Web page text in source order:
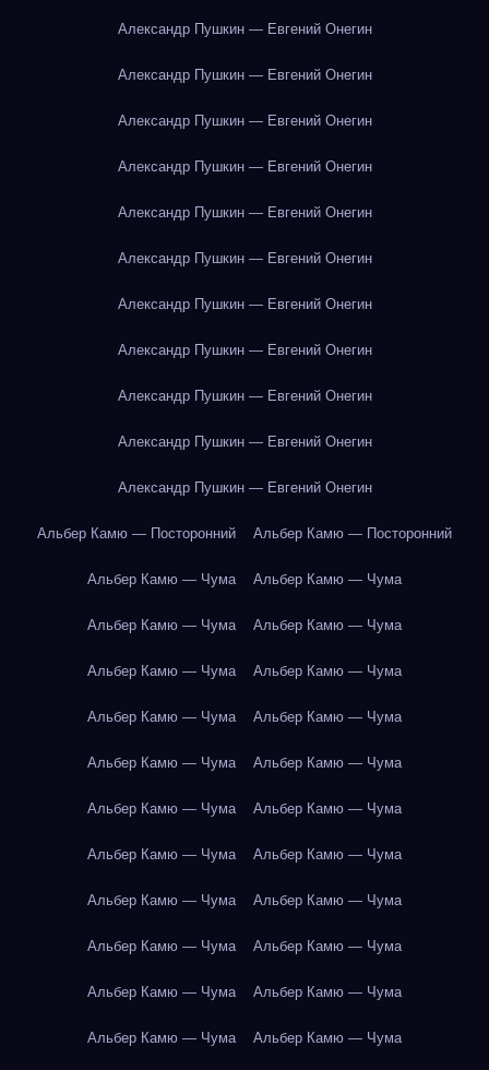
Александр Пушкин — Евгений Онегин
Александр Пушкин — Евгений Онегин
Александр Пушкин — Евгений Онегин
Александр Пушкин — Евгений Онегин
Александр Пушкин — Евгений Онегин
Александр Пушкин — Евгений Онегин
Александр Пушкин — Евгений Онегин
Александр Пушкин — Евгений Онегин
Александр Пушкин — Евгений Онегин
Александр Пушкин — Евгений Онегин
Александр Пушкин — Евгений Онегин
Альбер Камю — Посторонний Альбер Камю — Посторонний
Альбер Камю — Чума Альбер Камю — Чума
Альбер Камю — Чума Альбер Камю — Чума
Альбер Камю — Чума Альбер Камю — Чума
Альбер Камю — Чума Альбер Камю — Чума
Альбер Камю — Чума Альбер Камю — Чума
Альбер Камю — Чума Альбер Камю — Чума
Альбер Камю — Чума Альбер Камю — Чума
Альбер Камю — Чума Альбер Камю — Чума
Альбер Камю — Чума Альбер Камю — Чума
Альбер Камю — Чума Альбер Камю — Чума
Альбер Камю — Чума Альбер Камю — Чума